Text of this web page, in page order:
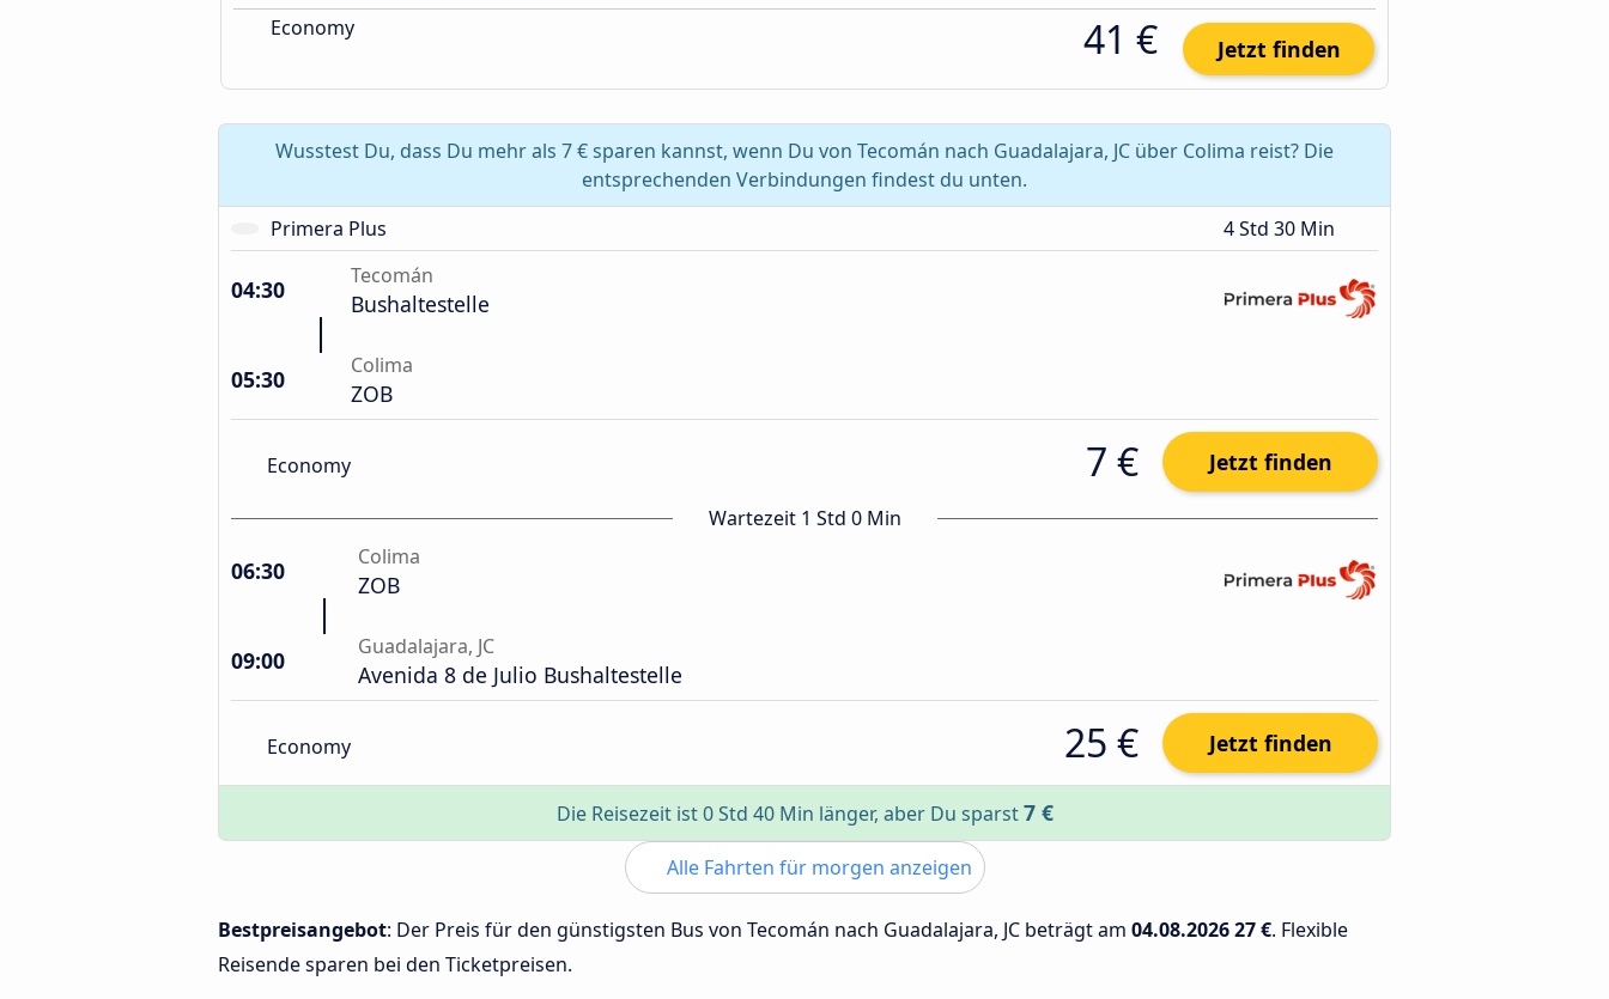
Economy 41 € Jetzt finden
Wusstest Du, dass Du mehr als 7 € sparen kannst, wenn Du von Tecomán nach Guadalajara, JC über Colima reist? Die
entsprechenden Verbindungen findest du unten.
Primera Plus
4 Std 30 Min
04:30 Tecomán
Bushaltestelle
05:30 Colima
ZOB
Economy 7 € Jetzt finden
Wartezeit 1 Std 0 Min
06:30 Colima
ZOB
09:00 Guadalajara, JC
Avenida 8 de Julio Bushaltestelle
Economy 25 € Jetzt finden
Die Reisezeit ist 0 Std 40 Min länger, aber Du sparst7 €
Alle Fahrten für morgen anzeigen
Bestpreisangebot: Der Preis für den günstigsten Bus von Tecomán nach Guadalajara, JC beträgt am 04.08.202627 €. Flexible
Reisende sparen bei den Ticketpreisen.